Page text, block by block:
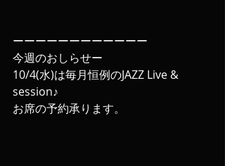
ーーーーーーーーーーーー
今週のおしらせー
10/4(水)は毎月恒例のJAZZ Live &
session♪
お席の予約承ります。